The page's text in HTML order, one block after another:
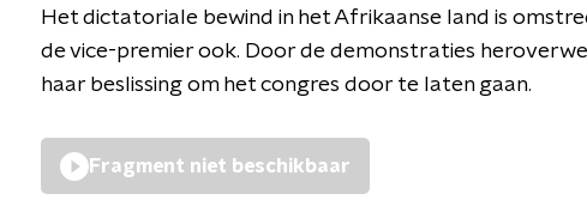
Het dictatoriale bewind in het Afrikaanse land is
de vice-premier ook. Door de demonstraties
haar beslissing om het congres door te laten gaan.
Fragment niet beschikbaar